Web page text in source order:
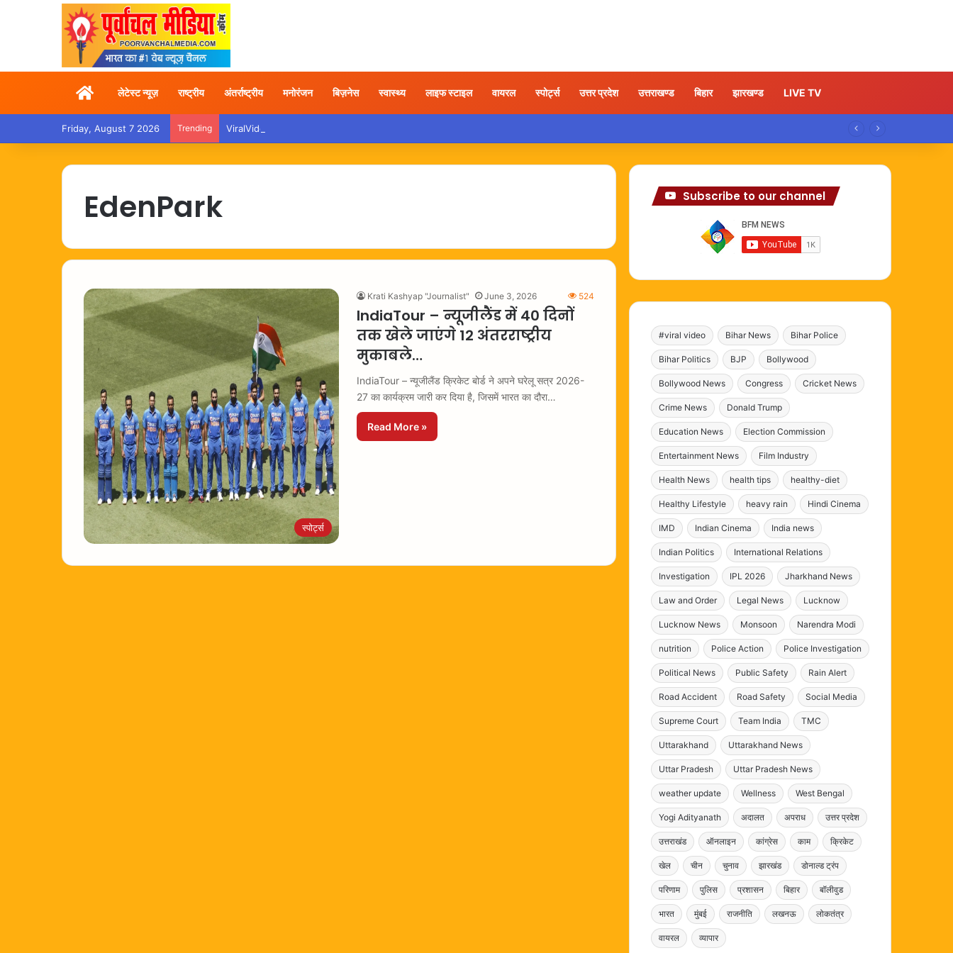
Homeलेटेस्ट न्यूज़ राष्ट्रीय अंतर्राष्ट्रीय मनोरंजन बिज़नेस स्वास्थ्य लाइफ स्टाइल वायरल स्पोर्ट्स उत्तर प्रदेश उत्तराखण्ड बिहार झारखण्ड LIVE TV
Friday, August 7 2026 Trending ViralVideo – ट्रेन में तोड़फोड़ करते युवक का वीडियो वायरल, कार्रवाई की उठी मांग
EdenPark
स्पोर्ट्स
Krati Kashyap "Journalist" June 3, 2026 524
IndiaTour – न्यूजीलैंड में 40 दिनों
तक खेले जाएंगे 12 अंतरराष्ट्रीय
मुकाबले…
IndiaTour – न्यूजीलैंड क्रिकेट बोर्ड ने अपने घरेलू सत्र 2026-
27 का कार्यक्रम जारी कर दिया है, जिसमें भारत का दौरा…
Read More »
Subscribe to our channel
#viral video Bihar News Bihar Police
Bihar Politics BJP Bollywood
Bollywood News Congress Cricket News
Crime News Donald Trump
Education News Election Commission
Entertainment News Film Industry
Health News health tips healthy-diet
Healthy Lifestyle heavy rain Hindi Cinema
IMD Indian Cinema India news
Indian Politics International Relations
Investigation IPL 2026 Jharkhand News
Law and Order Legal News Lucknow
Lucknow News Monsoon Narendra Modi
nutrition Police Action Police Investigation
Political News Public Safety Rain Alert
Road Accident Road Safety Social Media
Supreme Court Team India TMC
Uttarakhand Uttarakhand News
Uttar Pradesh Uttar Pradesh News
weather update Wellness West Bengal
Yogi Adityanath अदालत अपराध उत्तर प्रदेश
उत्तराखंड ऑनलाइन कांग्रेस काम क्रिकेट
खेल चीन चुनाव झारखंड डोनाल्ड ट्रंप
परिणाम पुलिस प्रशासन बिहार बॉलीवुड
भारत मुंबई राजनीति लखनऊ लोकतंत्र
वायरल व्यापार